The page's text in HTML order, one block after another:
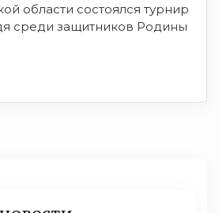
области состоялся турнир
среди защитников Родины